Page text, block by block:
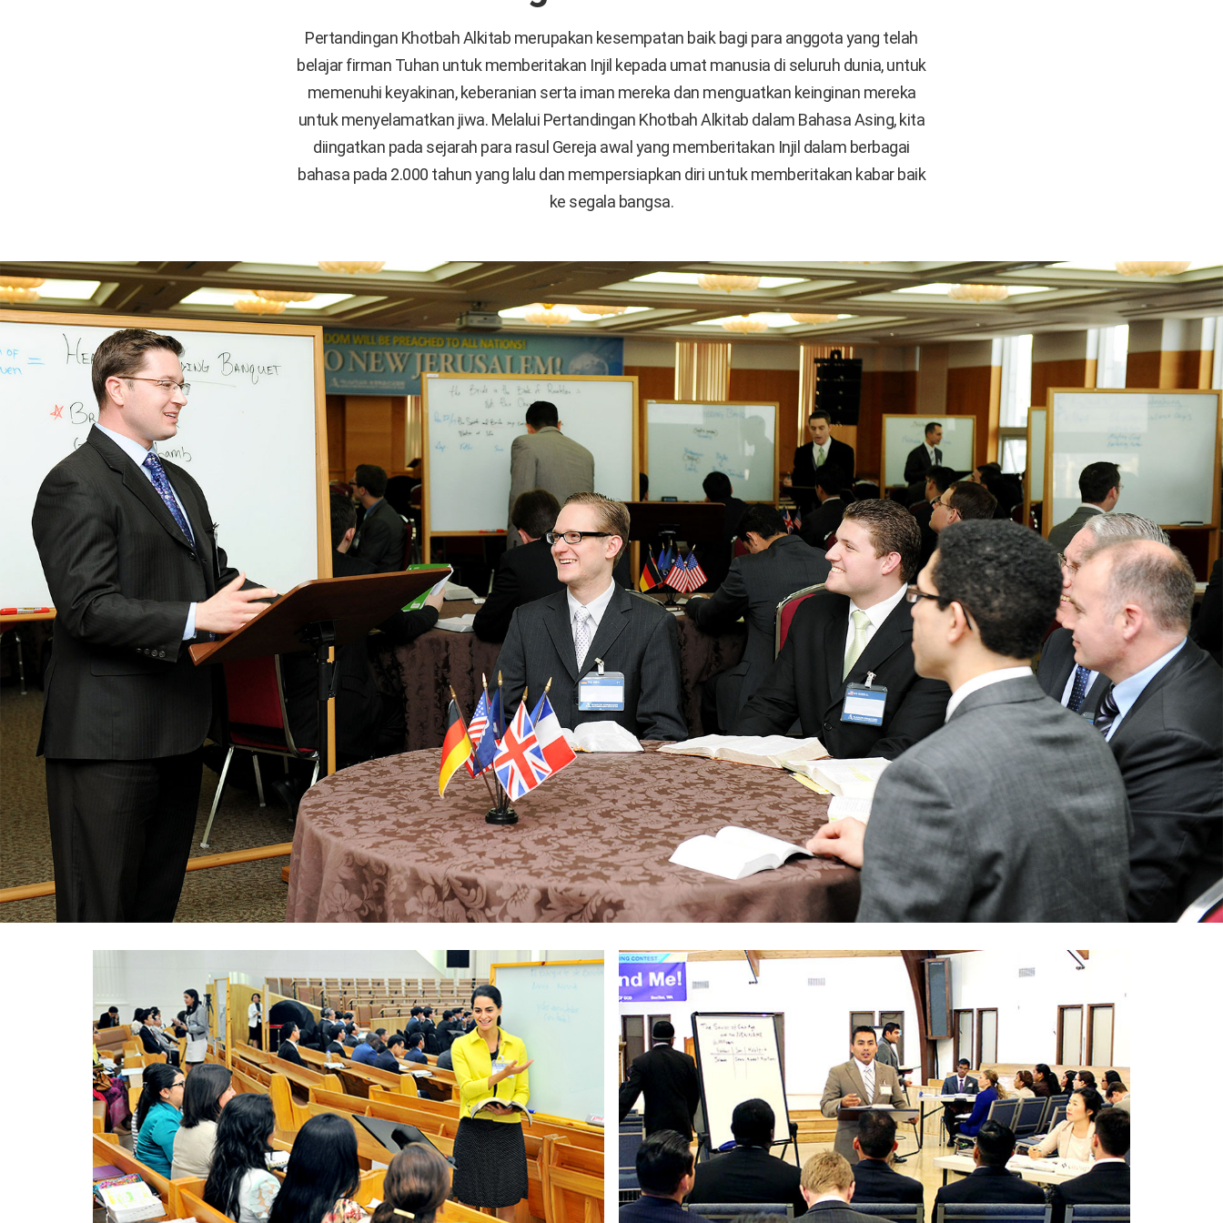
Pertandingan Khotbah Alkitab merupakan kesempatan baik bagi para anggota yang telah
belajar firman Tuhan untuk memberitakan Injil kepada umat manusia di seluruh dunia, untuk
memenuhi keyakinan, keberanian serta iman mereka dan menguatkan keinginan mereka
untuk menyelamatkan jiwa. Melalui Pertandingan Khotbah Alkitab dalam Bahasa Asing, kita
diingatkan pada sejarah para rasul Gereja awal yang memberitakan Injil dalam berbagai
bahasa pada 2.000 tahun yang lalu dan mempersiapkan diri untuk memberitakan kabar baik
ke segala bangsa.